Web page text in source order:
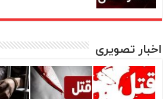
اخبار تصویری